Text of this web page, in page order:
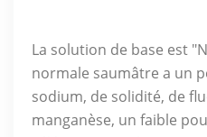
La solution de base est
normale saumâtre a un
sodium, de solidité, de
manganèse, un faible